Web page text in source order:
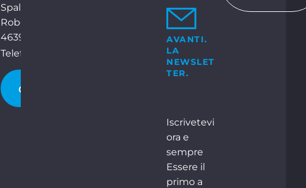
Spaleck GmbH & Co. KG
Robert-Bosch-Str. 15
46397 Bocholt
Telefono:
CI CONTATTI
AVANTI.
LA
NEWSLET
TER.
Iscrivetevi
ora e
sempre
Essere il
primo a